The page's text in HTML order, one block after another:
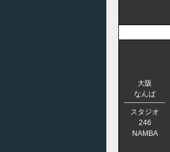
大阪
なんば
スタジオ
246
NAMBA